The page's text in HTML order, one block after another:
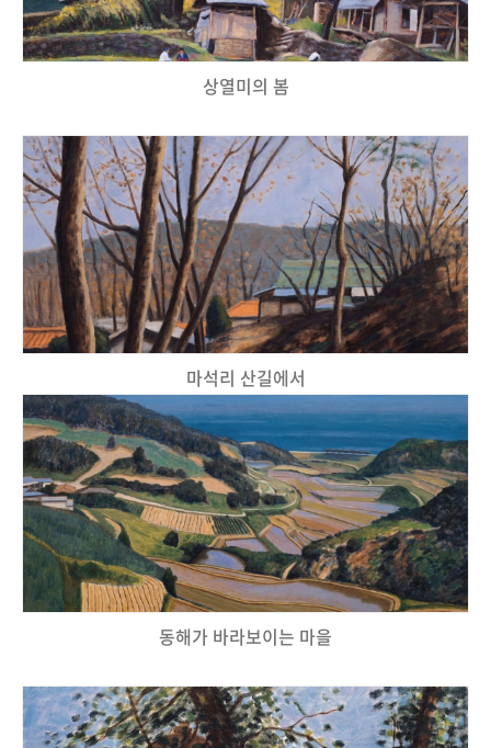
상열미의 봄
마석리 산길에서
동해가 바라보이는 마을